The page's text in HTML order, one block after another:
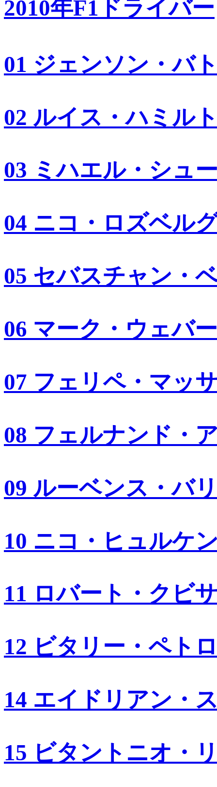
2010年F1ドライバー
01 ジェンソン・バ
02 ルイス・ハミル
03 ミハエル・シュ
04 ニコ・ロズベル
05 セバスチャン・
06 マーク・ウェバー
07 フェリペ・マッ
08 フェルナンド・
09 ルーベンス・バ
10 ニコ・ヒュルケ
11 ロバート・クビ
12 ビタリー・ペト
14 エイドリアン・
15 ビタントニオ・